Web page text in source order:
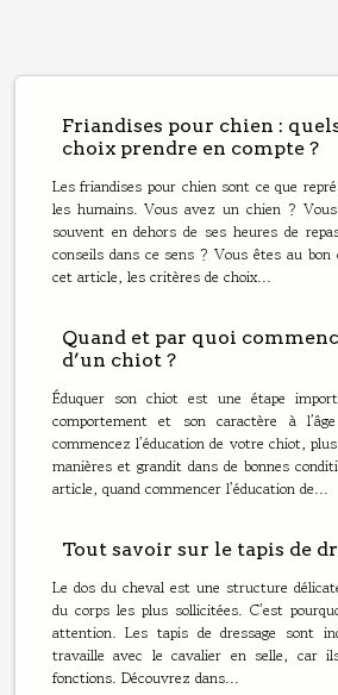
Friandises pour chien :
choix prendre en compte ?
Les friandises pour chien sont ce que
les humains. Vous avez un chien ?
souvent en dehors de ses heures de
conseils dans ce sens ? Vous êtes au
cet article, les critères de choix...
Quand et par quoi
d’un chiot ?
Éduquer son chiot est une étape
comportement et son caractère à
commencez l’éducation de votre chiot,
manières et grandit dans de bonnes
article, quand commencer l’éducation de...
Tout savoir sur le tapis de
Le dos du cheval est une structure
du corps les plus sollicitées. C'est
attention. Les tapis de dressage sont
travaille avec le cavalier en selle, car
fonctions. Découvrez dans...